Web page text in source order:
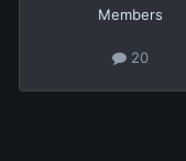
Members
20